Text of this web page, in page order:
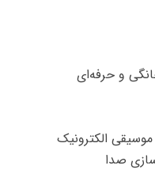
و حرفه‌ای
الکترونیک